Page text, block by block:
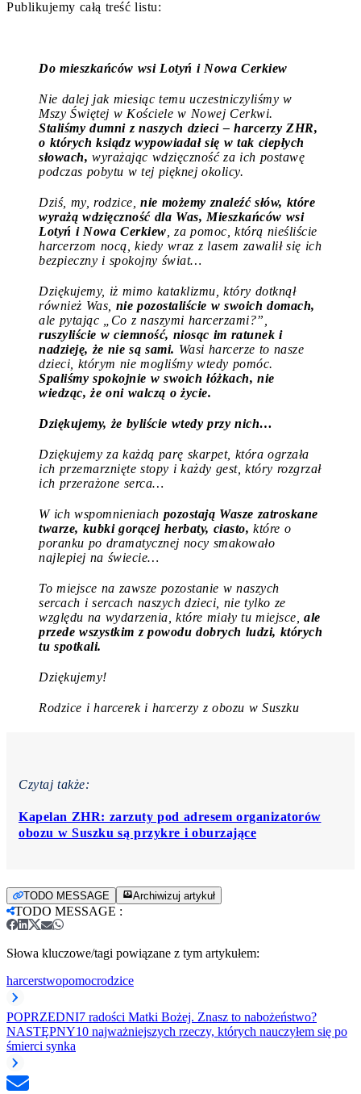
Publikujemy całą treść listu:
Do mieszkańców wsi Lotyń i Nowa Cerkiew
Nie dalej jak miesiąc temu uczestniczyliśmy w
Mszy Świętej w Kościele w Nowej Cerkwi.
Staliśmy dumni z naszych dzieci – harcerzy ZHR,
o których ksiądz wypowiadał się w tak ciepłych
słowach, wyrażając wdzięczność za ich postawę
podczas pobytu w tej pięknej okolicy.
Dziś, my, rodzice, nie możemy znaleźć słów, które
wyrażą wdzięczność dla Was, Mieszkańców wsi
Lotyń i Nowa Cerkiew , za pomoc, którą nieśliście
harcerzom nocą, kiedy wraz z lasem zawalił się ich
bezpieczny i spokojny świat…
Dziękujemy, iż mimo kataklizmu, który dotknął
również Was, nie pozostaliście w swoich domach,
ale pytając „Co z naszymi harcerzami?”,
ruszyliście w ciemność, niosąc im ratunek i
nadzieję, że nie są sami. Wasi harcerze to nasze
dzieci, którym nie mogliśmy wtedy pomóc.
Spaliśmy spokojnie w swoich łóżkach, nie
wiedząc, że oni walczą o życie.
Dziękujemy, że byliście wtedy przy nich…
Dziękujemy za każdą parę skarpet, która ogrzała
ich przemarznięte stopy i każdy gest, który rozgrzał
ich przerażone serca…
W ich wspomnieniach pozostają Wasze zatroskane
twarze, kubki gorącej herbaty, ciasto, które o
poranku po dramatycznej nocy smakowało
najlepiej na świecie…
To miejsce na zawsze pozostanie w naszych
sercach i sercach naszych dzieci, nie tylko ze
względu na wydarzenia, które miały tu miejsce, ale
przede wszystkim z powodu dobrych ludzi, których
tu spotkali.
Dziękujemy!
Rodzice i harcerek i harcerzy z obozu w Suszku
Czytaj także:
Kapelan ZHR: zarzuty pod adresem organizatorów
obozu w Suszku są przykre i oburzające
TODO MESSAGE Archiwizuj artykuł
TODO MESSAGE :
Słowa kluczowe/tagi powiązane z tym artykułem:
harcerstwopomocrodzice
POPRZEDNI7 radości Matki Bożej. Znasz to nabożeństwo?
NASTĘPNY10 najważniejszych rzeczy, których nauczyłem się po
śmierci synka